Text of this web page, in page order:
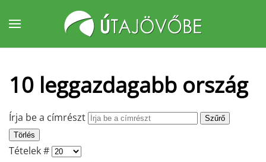
Fő tartalom átugrása
10 leggazdagabb ország
Írja be a címrészt
Szűrő
Törlés
Tételek #